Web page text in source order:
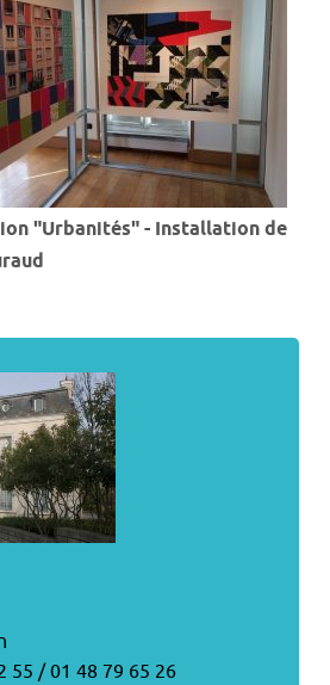
"Urbanités" - Installation de
55 / 01 48 79 65 26